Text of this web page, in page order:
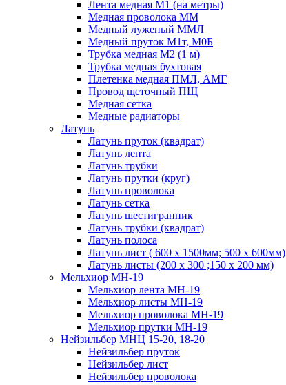
Лента медная М1 (на метры)
Медная проволока ММ
Медный луженый ММЛ
Медный пруток М1т, М0Б
Трубка медная М2 (1 м)
Трубка медная бухтовая
Плетенка медная ПМЛ, АМГ
Провод щеточный ПЩ
Медная сетка
Медные радиаторы
Латунь
Латунь пруток (квадрат)
Латунь лента
Латунь трубки
Латунь прутки (круг)
Латунь проволока
Латунь сетка
Латунь шестигранник
Латунь трубки (квадрат)
Латунь полоса
Латунь лист ( 600 х 1500мм; 500 х 600мм)
Латунь листы (200 х 300 ;150 х 200 мм)
Мельхиор МН-19
Мельхиор лента МН-19
Мельхиор листы МН-19
Мельхиор проволока МН-19
Мельхиор прутки МН-19
Нейзильбер МНЦ 15-20, 18-20
Нейзильбер пруток
Нейзильбер лист
Нейзильбер проволока